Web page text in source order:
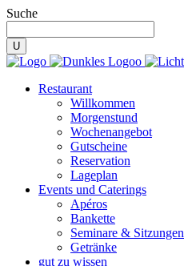
Suche
Restaurant
Willkommen
Morgenstund
Wochenangebot
Gutscheine
Reservation
Lageplan
Events und Caterings
Apéros
Bankette
Seminare & Sitzungen
Getränke
gut zu wissen